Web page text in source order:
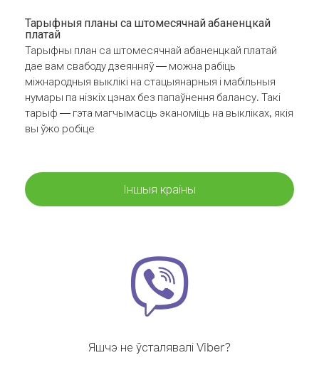
Тарыфныя планы са штомесячнай абаненцкай
платай
Тарыфны план са штомесячнай абаненцкай платай
дае вам свабоду дзеянняў — можна рабіць
міжнародныя выклікі на стацыянарныя і мабільныя
нумары па нізкіх цэнах без папаўнення балансу. Такі
тарыф — гэта магчымасць эканоміць на выкліках, якія
вы ўжо робіце
Іншыя краіны
Яшчэ не ўсталявалі Viber?